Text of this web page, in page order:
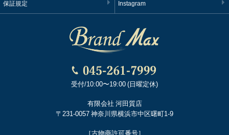
保証規定 Instagram
受付/10:00〜19:00 (日曜定休)
有限会社 河田質店
〒231-0057 神奈川県横浜市中区曙町1-9
［古物商許可番号］